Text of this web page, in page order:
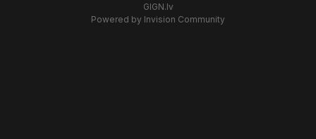
GIGN.lv
Powered by Invision Community